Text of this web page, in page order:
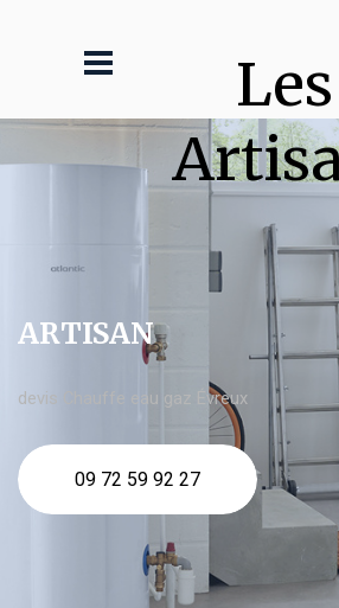
Les
ARTISAN
devis Chauffe eau gaz Évreux
09 72 59 92 27